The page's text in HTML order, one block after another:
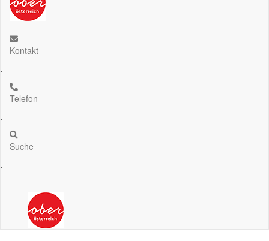
Kontakt
.
Telefon
.
Suche
.